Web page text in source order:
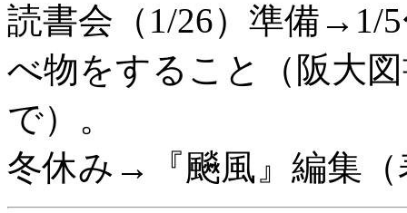
読書会（1/26）準備→1/
べ物をすること（阪大
で）。
冬休み→『飈風』編集（